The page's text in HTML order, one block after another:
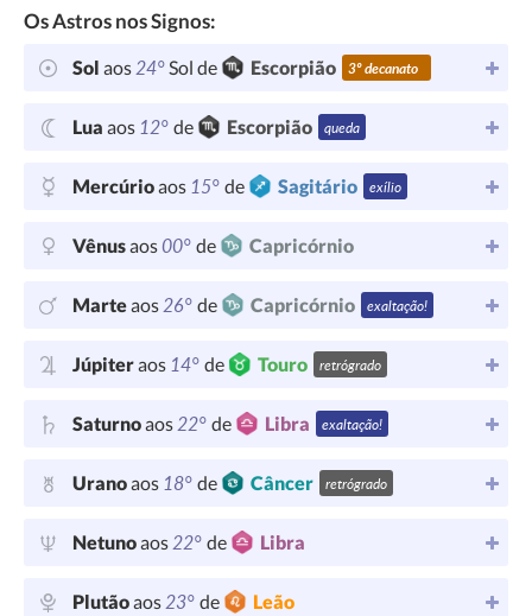
Os Astros nos Signos:
Sol aos24°Sol de Escorpião 3º decanato
Lua aos 12° de Escorpião queda
Mercúrioaos 15° de Sagitário exílio
Vênusaos00° de Capricórnio
Marteaos26° de Capricórnio exaltação!
Júpiteraos 14° de Touro retrógrado
Saturnoaos22° de Libra exaltação!
Uranoaos 18° de Câncer retrógrado
Netunoaos22° de Libra
Plutãoaos23° de Leão